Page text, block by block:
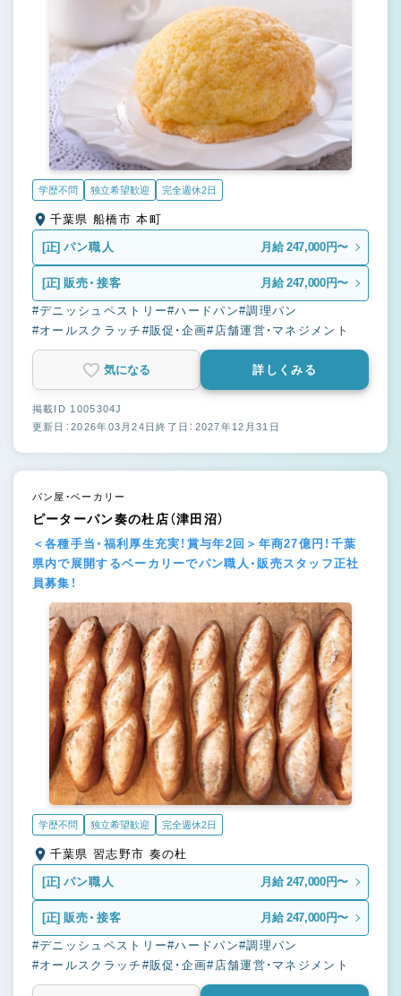
学歴不問 独立希望歓迎 完全週休2日
千葉県 船橋市 本町
[正] パン職人 月給 247,000円〜
[正] 販売・接客 月給 247,000円〜
#デニッシュペストリー#ハードパン#調理パン
#オールスクラッチ #販促・企画#店舗運営・マネジメント
気になる 詳しくみる
掲載ID 1005304J
更新日：2026年03月24日終了日：2027年12月31日
パン屋・ベーカリー
ピーターパン奏の杜店（津田沼）
＜各種手当・福利厚生充実！賞与年2回＞年商27億円！千葉
県内で展開するベーカリーでパン職人・販売スタッフ正社
員募集！
学歴不問 独立希望歓迎 完全週休2日
千葉県 習志野市 奏の杜
[正] パン職人 月給 247,000円〜
[正] 販売・接客 月給 247,000円〜
#デニッシュペストリー#ハードパン#調理パン
#オールスクラッチ #販促・企画#店舗運営・マネジメント